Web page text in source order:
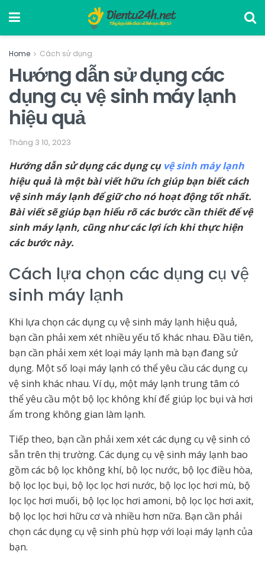
Home Cách sử dụng
Hướng dẫn sử dụng các
dụng cụ vệ sinh máy lạnh
hiệu quả
Tháng 3 10, 2023
Hướng dẫn sử dụng các dụng cụ vệ sinh máy lạnh
hiệu quả là một bài viết hữu ích giúp bạn biết cách
vệ sinh máy lạnh để giữ cho nó hoạt động tốt nhất.
Bài viết sẽ giúp bạn hiểu rõ các bước cần thiết để vệ
sinh máy lạnh, cũng như các lợi ích khi thực hiện
các bước này.
Cách lựa chọn các dụng cụ vệ
sinh máy lạnh
Khi lựa chọn các dụng cụ vệ sinh máy lạnh hiệu quả,
bạn cần phải xem xét nhiều yếu tố khác nhau. Đầu tiên,
bạn cần phải xem xét loại máy lạnh mà bạn đang sử
dụng. Một số loại máy lạnh có thể yêu cầu các dụng cụ
vệ sinh khác nhau. Ví dụ, một máy lạnh trung tâm có
thể yêu cầu một bộ lọc không khí để giúp lọc bụi và hơi
ẩm trong không gian làm lạnh.
Tiếp theo, bạn cần phải xem xét các dụng cụ vệ sinh có
sẵn trên thị trường. Các dụng cụ vệ sinh máy lạnh bao
gồm các bộ lọc không khí, bộ lọc nước, bộ lọc điều hòa,
bộ lọc lọc bụi, bộ lọc lọc hơi nước, bộ lọc lọc hơi mù, bộ
lọc lọc hơi muối, bộ lọc lọc hơi amoni, bộ lọc lọc hơi axit,
bộ lọc lọc hơi hữu cơ và nhiều hơn nữa. Bạn cần phải
chọn các dụng cụ vệ sinh phù hợp với loại máy lạnh của
bạn.